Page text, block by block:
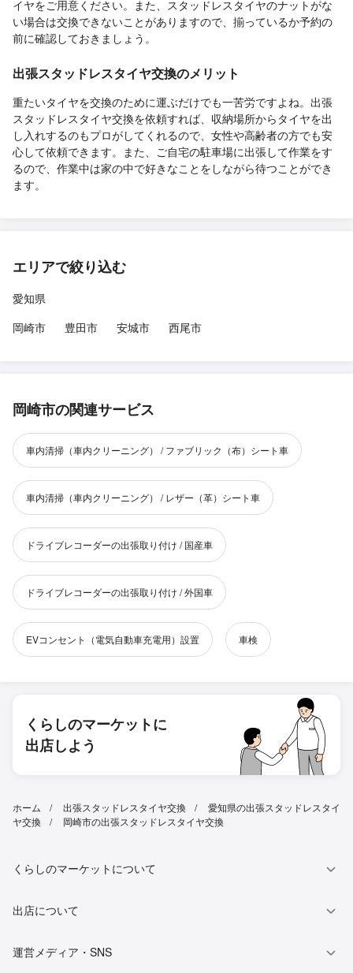
イヤをご用意ください。また、スタッドレスタイヤのナットがな
い場合は交換できないことがありますので、揃っているか予約の
前に確認しておきましょう。
出張スタッドレスタイヤ交換のメリット
重たいタイヤを交換のために運ぶだけでも一苦労ですよね。出張
スタッドレスタイヤ交換を依頼すれば、収納場所からタイヤを出
し入れするのもプロがしてくれるので、女性や高齢者の方でも安
心して依頼できます。また、ご自宅の駐車場に出張して作業をす
るので、作業中は家の中で好きなことをしながら待つことができ
ます。
エリアで絞り込む
愛知県
岡崎市
豊田市 安城市 西尾市
岡崎市の関連サービス
車内清掃（車内クリーニング） / ファブリック（布）シート車
車内清掃（車内クリーニング） / レザー（革）シート車
ドライブレコーダーの出張取り付け / 国産車
ドライブレコーダーの出張取り付け / 外国車
EVコンセント（電気自動車充電用）設置 車検
くらしのマーケットに
出店しよう
ホーム 出張スタッドレスタイヤ交換
愛知県の出張スタッドレスタイ
ヤ交換
岡崎市の出張スタッドレスタイヤ交換
くらしのマーケットについて
出店について
運営メディア・SNS